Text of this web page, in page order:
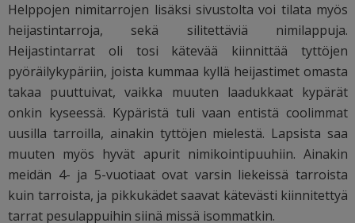
Helppojen nimitarrojen lisäksi sivustolta voi tilata myös
heijastintarroja, sekä silitettäviä nimilappuja.
Heijastintarrat oli tosi kätevää kiinnittää tyttöjen
pyöräilykypäriin, joista kummaa kyllä heijastimet omasta
takaa puuttuivat, vaikka muuten laadukkaat kypärät
onkin kyseessä. Kypäristä tuli vaan entistä coolimmat
uusilla tarroilla, ainakin tyttöjen mielestä. Lapsista saa
muuten myös hyvät apurit nimikointipuuhiin. Ainakin
meidän 4- ja 5-vuotiaat ovat varsin liekeissä tarroista
kuin tarroista, ja pikkukädet saavat kätevästi kiinnitettyä
tarrat pesulappuihin siinä missä isommatkin.